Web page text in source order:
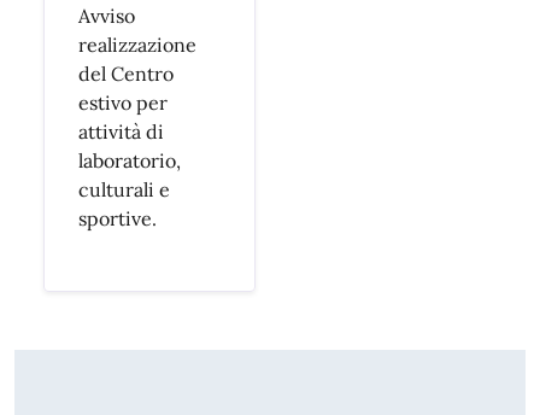
Avviso
realizzazione
del Centro
estivo per
attività di
laboratorio,
culturali e
sportive.